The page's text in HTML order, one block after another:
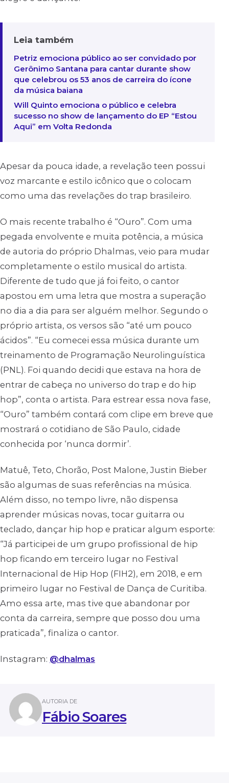
Leia também
Petriz emociona público ao ser convidado por
Gerônimo Santana para cantar durante show
que celebrou os 53 anos de carreira do ícone
da música baiana
Will Quinto emociona o público e celebra
sucesso no show de lançamento do EP “Estou
Aqui” em Volta Redonda
Apesar da pouca idade, a revelação teen possui
voz marcante e estilo icônico que o colocam
como uma das revelações do trap brasileiro.
O mais recente trabalho é “Ouro”. Com uma
pegada envolvente e muita potência, a música
de autoria do próprio Dhalmas, veio para mudar
completamente o estilo musical do artista.
Diferente de tudo que já foi feito, o cantor
apostou em uma letra que mostra a superação
no dia a dia para ser alguém melhor. Segundo o
próprio artista, os versos são “até um pouco
ácidos”. “Eu comecei essa música durante um
treinamento de Programação Neurolinguística
(PNL). Foi quando decidi que estava na hora de
entrar de cabeça no universo do trap e do hip
hop”, conta o artista. Para estrear essa nova fase,
“Ouro” também contará com clipe em breve que
mostrará o cotidiano de São Paulo, cidade
conhecida por ‘nunca dormir’.
Matuê, Teto, Chorão, Post Malone, Justin Bieber
são algumas de suas referências na música.
Além disso, no tempo livre, não dispensa
aprender músicas novas, tocar guitarra ou
teclado, dançar hip hop e praticar algum esporte:
“Já participei de um grupo profissional de hip
hop ficando em terceiro lugar no Festival
Internacional de Hip Hop (FIH2), em 2018, e em
primeiro lugar no Festival de Dança de Curitiba.
Amo essa arte, mas tive que abandonar por
conta da carreira, sempre que posso dou uma
praticada”, finaliza o cantor.
Instagram: @dhalmas
AUTORIA DE
Fábio Soares